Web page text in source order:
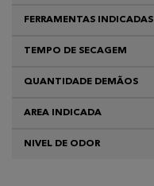
FERRAMENTAS INDICADAS
TEMPO DE SECAGEM
QUANTIDADE DEMÃOS
AREA INDICADA
NIVEL DE ODOR